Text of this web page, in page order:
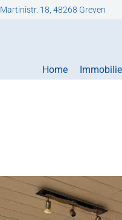
Martinistr. 18, 48268 Greven
Home